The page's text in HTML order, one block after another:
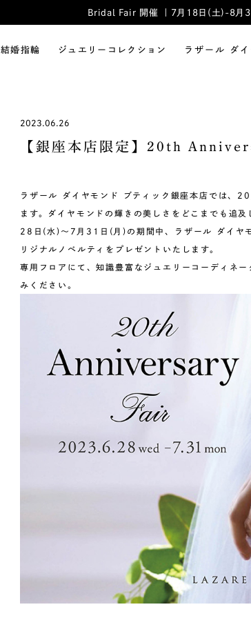
Bridal Fair 開催 ｜7月18日(土)-8月
結婚指輪 ジュエリーコレクション ラザール ダ
2023.06.26
【銀座本店限定】20th
ラザール ダイヤモンド ブティック銀座本店では、
ます。ダイヤモンドの輝きの美しさをどこまでも追
28日(水)～7月31日(月)の期間中、ラザール ダイヤ
リジナルノベルティをプレゼントいたします。
専用フロアにて、知識豊富なジュエリーコーディネ
みください。